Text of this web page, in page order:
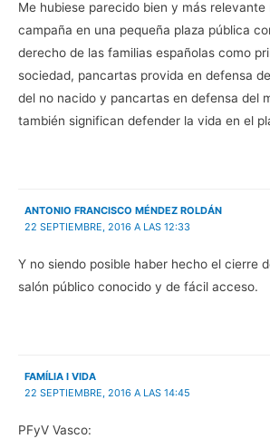
Me hubiese parecido bien y más
campaña en una pequeña plaza pública
derecho de las familias españolas como
sociedad, pancartas provida en defensa
del no nacido y pancartas en defensa del
también significan defender la vida en el
ANTONIO FRANCISCO MÉNDEZ ROLDÁN
22 SEPTIEMBRE, 2016 A LAS 12:33
Y no siendo posible haber hecho el cierre
salón público conocido y de fácil acceso.
FAMÍLIA I VIDA
22 SEPTIEMBRE, 2016 A LAS 14:45
PFyV Vasco: